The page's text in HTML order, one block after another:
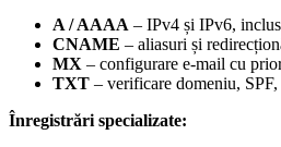
A / AAAA – IPv4 și IPv6,
CNAME – aliasuri și
MX – configurare e-mail cu
TXT – verificare domeniu,
Înregistrări specializate: